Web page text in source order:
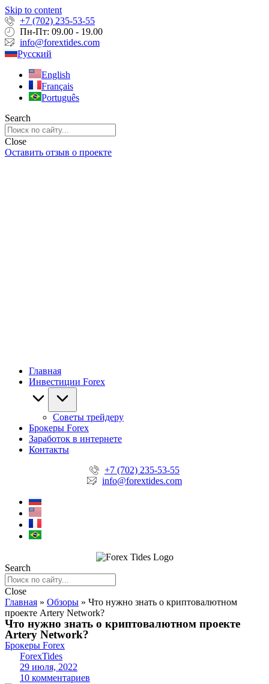
Skip to content
+7 (702) 235-53-55
Пн-Пт: 09.00 - 19.00
info@forextides.com
Русский
English
Français
Português
Search
Close
Оставить отзыв о проекте
Главная
Инвестиции Forex
Советы трейдеру
Брокеры Forex
Заработок в интернете
Контакты
+7 (702) 235-53-55
info@forextides.com
Search
Close
Главная » Обзоры » Что нужно знать о криптовалютном
проекте Artery Network?
Что нужно знать о криптовалютном проекте
Artery Network?
Брокеры Forex
ForexTides
29 июля, 2022
10 комментариев